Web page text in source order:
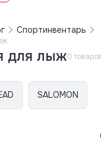
Спортинвентарь
для лыж0 товаров
SALOMON